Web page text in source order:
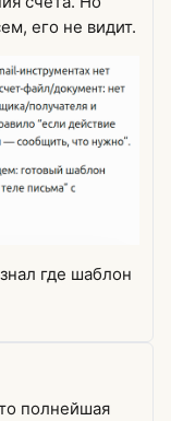
его не видит.
где шаблон
полнейшая